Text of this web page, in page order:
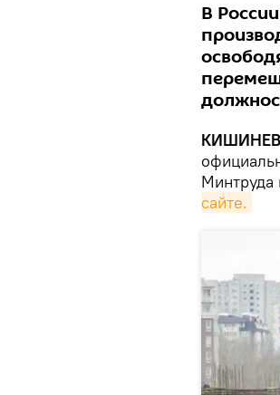
В
КИШИНЕВ,
Минтруда
сайте.